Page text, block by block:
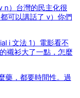
n）台灣的民主化很
可以講話了 v）你們
i 文法 1）電影看不
襯衫大了一點，怎麼
藥，都要時間性。過